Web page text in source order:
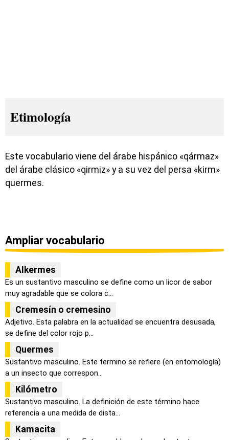
Etimología
Este vocabulario viene del árabe hispánico «qármaz»
del árabe clásico «qirmiz» y a su vez del persa «kirm»
quermes.
Ampliar vocabulario
Alkermes
Es un sustantivo masculino se define como un licor de sabor
muy agradable que se colora c...
Cremesín o cremesino
Adjetivo. Esta palabra en la actualidad se encuentra desusada,
se define del color rojo p...
Quermes
Sustantivo masculino. Este termino se refiere (en entomología)
a un insecto que correspon...
Kilómetro
Sustantivo masculino. La definición de este término hace
referencia a una medida de dista...
Kamacita